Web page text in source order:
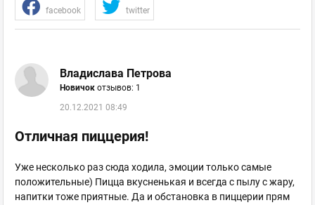
facebook twitter
Владислава Петрова
Новичок отзывов: 1
20.12.2021 08:49
Отличная пиццерия!
Уже несколько раз сюда ходила, эмоции только самые
положительные) Пицца вкусненькая и всегда с пылу с жару,
напитки тоже приятные. Да и обстановка в пиццерии прям